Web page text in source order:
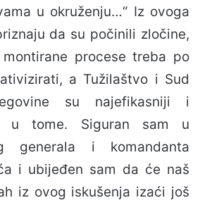
u okruženju…“ Iz ovoga
da su počinili zločine,
procese treba po
a Tužilaštvo i Sud
su najefikasniji i
u tome. Siguran sam u
generala i komandanta
i ubijeđen sam da će naš
iz ovog iskušenja izaći još